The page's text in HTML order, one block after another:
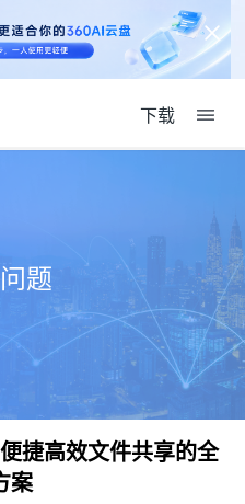
下载
题
捷高效文件共享的全
案